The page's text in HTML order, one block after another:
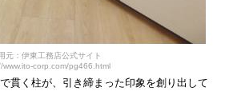
元：伊東工務店公式サイト
www.ito-corp.com/pg466.html
貫く柱が、引き締まった印象を創り出して